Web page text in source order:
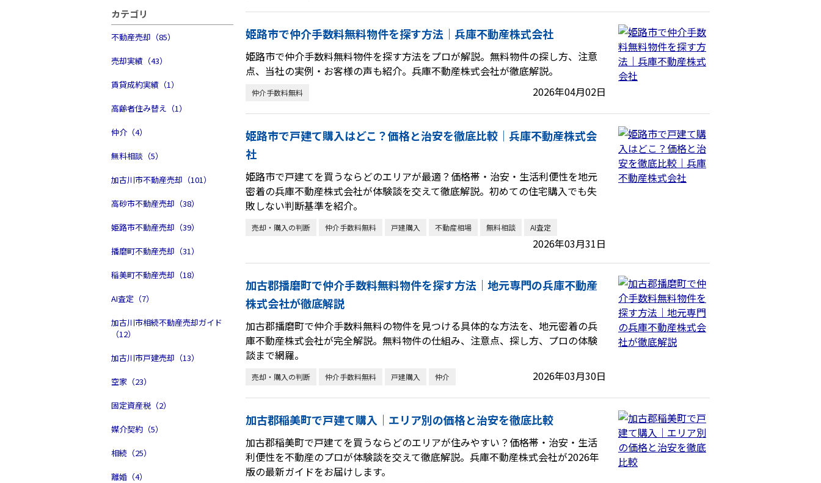
カテゴリ
不動産売却（85）
売却実績（43）
賃貸成約実績（1）
高齢者住み替え（1）
仲介（4）
無料相談（5）
加古川市不動産売却（101）
高砂市不動産売却（38）
姫路市不動産売却（39）
播磨町不動産売却（31）
稲美町不動産売却（18）
AI査定（7）
加古川市相続不動産売却ガイド
（12）
加古川市戸建売却（13）
空家（23）
固定資産税（2）
媒介契約（5）
相続（25）
離婚（4）
姫路市で仲介手数料無料物件を探す方法｜兵庫不動産株式会社
姫路市で仲介手数料無料物件を探す方法をプロが解説。無料物件の探し方、注意
点、当社の実例・お客様の声も紹介。兵庫不動産株式会社が徹底解説。
仲介手数料無料 2026年04月02日
姫路市で戸建て購入はどこ？価格と治安を徹底比較｜兵庫不動産株式会
社
姫路市で戸建てを買うならどのエリアが最適？価格帯・治安・生活利便性を地元
密着の兵庫不動産株式会社が体験談を交えて徹底解説。初めての住宅購入でも失
敗しない判断基準を紹介。
売却・購入の判断 仲介手数料無料 戸建購入 不動産相場 無料相談 AI査定
2026年03月31日
加古郡播磨町で仲介手数料無料物件を探す方法｜地元専門の兵庫不動産
株式会社が徹底解説
加古郡播磨町で仲介手数料無料の物件を見つける具体的な方法を、地元密着の兵
庫不動産株式会社が完全解説。無料物件の仕組み、注意点、探し方、プロの体験
談まで網羅。
売却・購入の判断 仲介手数料無料 戸建購入 仲介 2026年03月30日
加古郡稲美町で戸建て購入｜エリア別の価格と治安を徹底比較
加古郡稲美町で戸建てを買うならどのエリアが住みやすい？価格帯・治安・生活
利便性を不動産のプロが体験談を交えて徹底解説。兵庫不動産株式会社が2026年
版の最新ガイドをお届けします。